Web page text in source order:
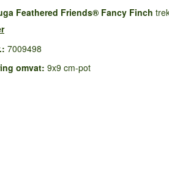
Feathered Friends® Fancy Finch
7009498
omvat: 9x9 cm-pot